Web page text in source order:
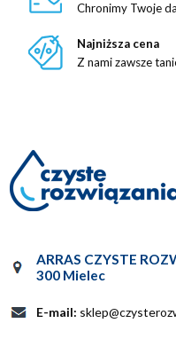
Chronimy Twoje
Najniższa cena
Z nami zawsze
ARRAS CZYSTE
300 Mielec
E-mail: